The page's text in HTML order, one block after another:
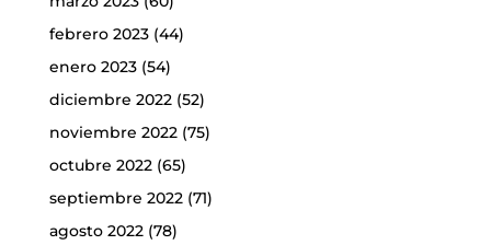
febrero 2023(44)
enero 2023(54)
diciembre 2022(52)
noviembre 2022(75)
octubre 2022(65)
septiembre 2022(71)
agosto 2022(78)